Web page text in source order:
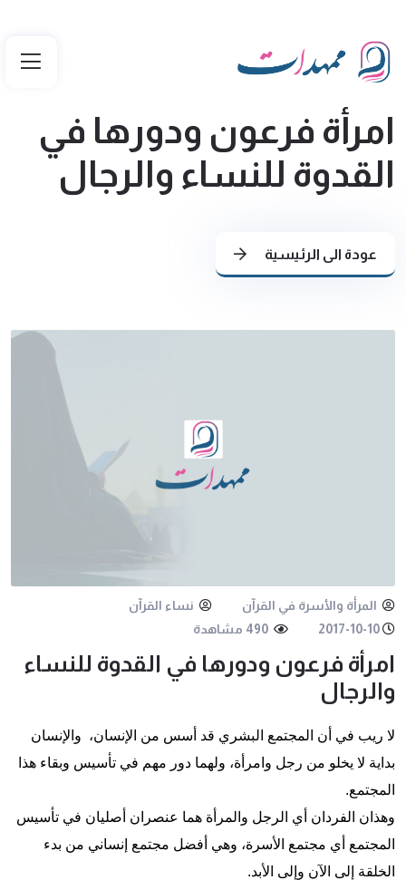
امرأة فرعون ودورها في
القدوة للنساء والرجال
عودة الى الرئيسية
المرأة والأسرة في القرآن
نساء القرآن
2017-10-10
امرأة فرعون ودورها في القدوة للنساء
والرجال
لا ریب في أن المجتمع البشري قد أسس من الإنسان، والإنسان
بداية لا یخلو من رجل وامرأة، ولهما دور مهم في تأسيس وبقاء هذا
المجتمع.
وهذان الفردان أي الرجل والمرأة هما عنصران أصليان في تأسيس
المجتمع أي مجتمع الأسرة، وهي أفضل مجتمع إنساني من بدء
الخلقة إلى الآن وإلى الأبد.